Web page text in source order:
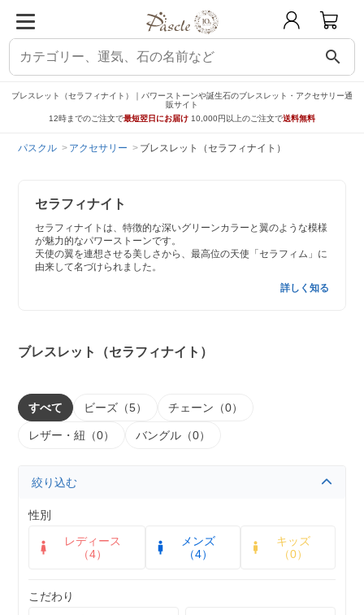
search
ブレスレット（セラフィナイト）｜パワーストーンや誕生石のブレスレット・アクセサリー通
販サイト
12時までのご注文で最短翌日にお届け 10,000円以上のご注文で送料無料
パスクル アクセサリー ブレスレット（セラフィナイト）
セラフィナイト
セラフィナイトは、特徴的な深いグリーンカラーと翼のような模様
が魅力的なパワーストーンです。
天使の翼を連想させる美しさから、最高位の天使「セラフィム」に
由来して名づけられました。
詳しく知る
ブレスレット（セラフィナイト）
すべて ビーズ（5） チェーン（0）
レザー・紐（0） バングル（0）
絞り込む
性別
レディース
（4）
メンズ
（4）
キッズ
（0）
こだわり